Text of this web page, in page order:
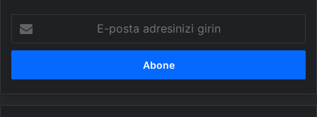
posta
adresinizi